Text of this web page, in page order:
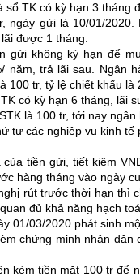
TK có kỳ hạn 3 tháng
ngày gửi là 10/01/2020.
được 1 tháng.
gửi không kỳ hạn để
năm, trả lãi sau. Ngân
100 tr, tỷ lệ chiết khấu là
có kỳ hạn 6 tháng, lãi
là 100 tr, tới nay
tự các nghiệp vụ kinh tế
tiền gửi, tiết kiệm
hàng tháng vào ngày
rút trước thời hạn thì
đủ khả năng hạch
01/03/2020 phát sinh
chứng minh nhân
kèm tiền mặt 100 tr để